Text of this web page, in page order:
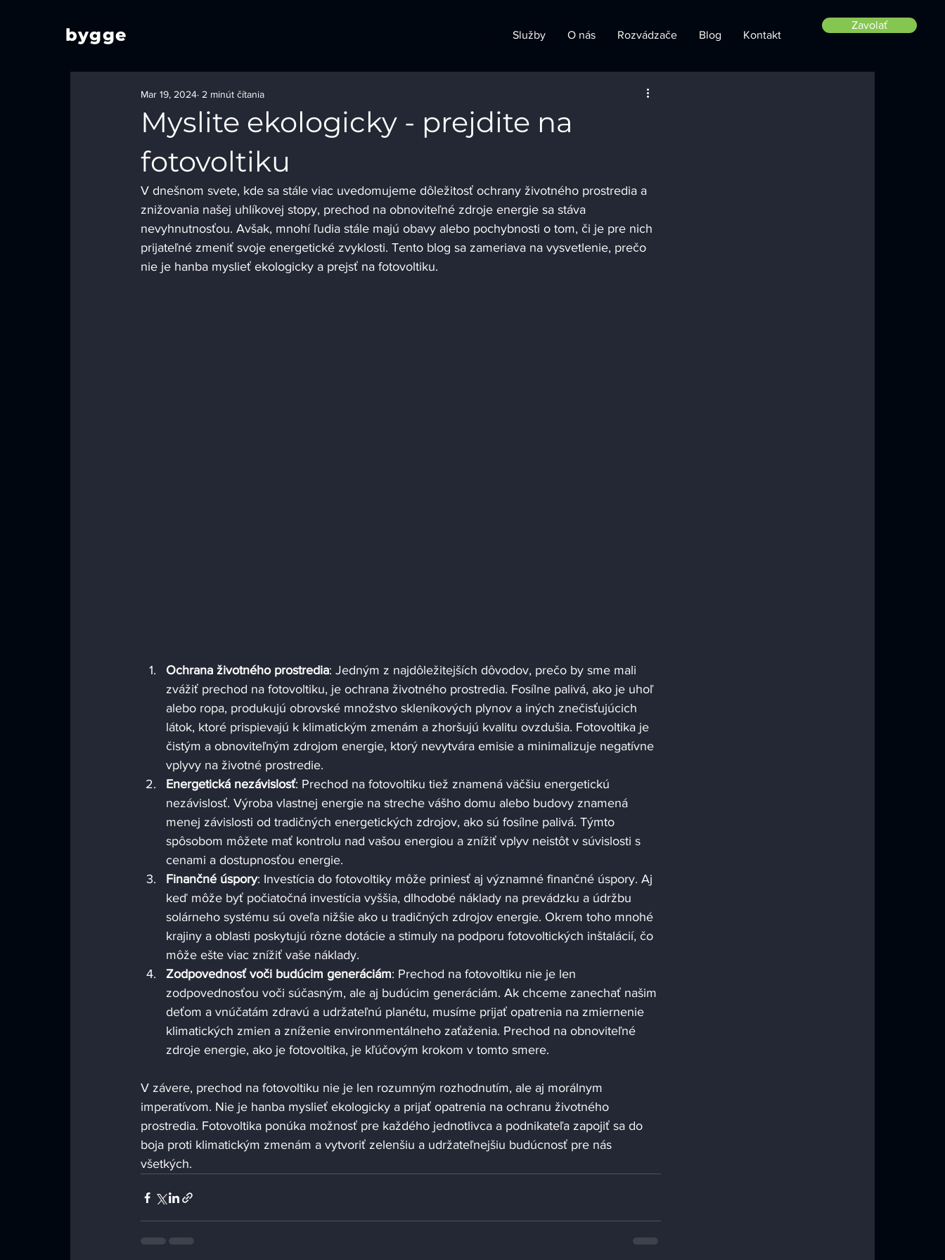
bygge Služby O nás Rozvádzače Blog Kontakt
Zavolať
Myslite ekologicky - prejdite na
fotovoltiku
Mar 19, 2024 2 minút čítania
V dnešnom svete, kde sa stále viac uvedomujeme dôležitosť ochrany životného prostredia a
znižovania našej uhlíkovej stopy, prechod na obnoviteľné zdroje energie sa stáva
nevyhnutnosťou. Avšak, mnohí ľudia stále majú obavy alebo pochybnosti o tom, či je pre nich
prijateľné zmeniť svoje energetické zvyklosti. Tento blog sa zameriava na vysvetlenie, prečo
nie je hanba myslieť ekologicky a prejsť na fotovoltiku.
Ochrana životného prostredia: Jedným z najdôležitejších dôvodov, prečo by sme mali
zvážiť prechod na fotovoltiku, je ochrana životného prostredia. Fosílne palivá, ako je uhoľ
alebo ropa, produkujú obrovské množstvo skleníkových plynov a iných znečisťujúcich
látok, ktoré prispievajú k klimatickým zmenám a zhoršujú kvalitu ovzdušia. Fotovoltika je
čistým a obnoviteľným zdrojom energie, ktorý nevytvára emisie a minimalizuje negatívne
vplyvy na životné prostredie.
Energetická nezávislosť: Prechod na fotovoltiku tiež znamená väčšiu energetickú
nezávislosť. Výroba vlastnej energie na streche vášho domu alebo budovy znamená
menej závislosti od tradičných energetických zdrojov, ako sú fosílne palivá. Týmto
spôsobom môžete mať kontrolu nad vašou energiou a znížiť vplyv neistôt v súvislosti s
cenami a dostupnosťou energie.
Finančné úspory: Investícia do fotovoltiky môže priniesť aj významné finančné úspory. Aj
keď môže byť počiatočná investícia vyššia, dlhodobé náklady na prevádzku a údržbu
solárneho systému sú oveľa nižšie ako u tradičných zdrojov energie. Okrem toho mnohé
krajiny a oblasti poskytujú rôzne dotácie a stimuly na podporu fotovoltických inštalácií, čo
môže ešte viac znížiť vaše náklady.
Zodpovednosť voči budúcim generáciám: Prechod na fotovoltiku nie je len
zodpovednosťou voči súčasným, ale aj budúcim generáciám. Ak chceme zanechať našim
deťom a vnúčatám zdravú a udržateľnú planétu, musíme prijať opatrenia na zmiernenie
klimatických zmien a zníženie environmentálneho zaťaženia. Prechod na obnoviteľné
zdroje energie, ako je fotovoltika, je kľúčovým krokom v tomto smere.
V závere, prechod na fotovoltiku nie je len rozumným rozhodnutím, ale aj morálnym
imperatívom. Nie je hanba myslieť ekologicky a prijať opatrenia na ochranu životného
prostredia. Fotovoltika ponúka možnosť pre každého jednotlivca a podnikateľa zapojiť sa do
boja proti klimatickým zmenám a vytvoriť zelenšiu a udržateľnejšiu budúcnosť pre nás
všetkých.